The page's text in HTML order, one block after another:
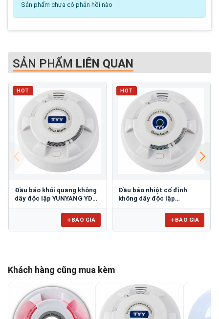
Sản phẩm chưa có phản hồi nào
SẢN PHẨM LIÊN QUAN
HOT
Đầu báo khói quang không
dây độc lập YUNYANG YDS-
BÁO GIÁ
HOT
Đầu báo nhiệt cố định
không dây độc lập
BÁO GIÁ
Khách hàng cũng mua kèm